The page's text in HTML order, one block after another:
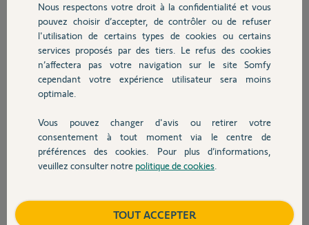
Chauffage
Autres produits
Devis avec un pro
Contact
Télécommande 5 zone situo 5 io Pure II
Zone 1 : 1 volet roulant d'une chambre
Zone 2 : 3 volets roulant du salon
Zone 3 : 1 volet roulant d'une chambre
Zone 4 : 1 volet roulant d'une chambre
Zone 5 : les 6 volets de la maison sont pilotés
Sur l'application, je trouve bien 5 volets dont 2 de la zone 2, mais pas
le troisième.
Que dois-je faire pour reconnaitre et piloté ce dernier volet ?
Christophe
Nous respectons votre droit à la confidentialité et vous
pouvez choisir d’accepter, de contrôler ou de refuser
l'utilisation de certains types de cookies ou certains
services proposés par des tiers. Le refus des cookies
n’affectera pas votre navigation sur le site Somfy
cependant votre expérience utilisateur sera moins
optimale.
Vous pouvez changer d'avis ou retirer votre
consentement à tout moment via le centre de
préférences des cookies. Pour plus d’informations,
veuillez consulter notre politique de cookies
TOUT ACCEPTER